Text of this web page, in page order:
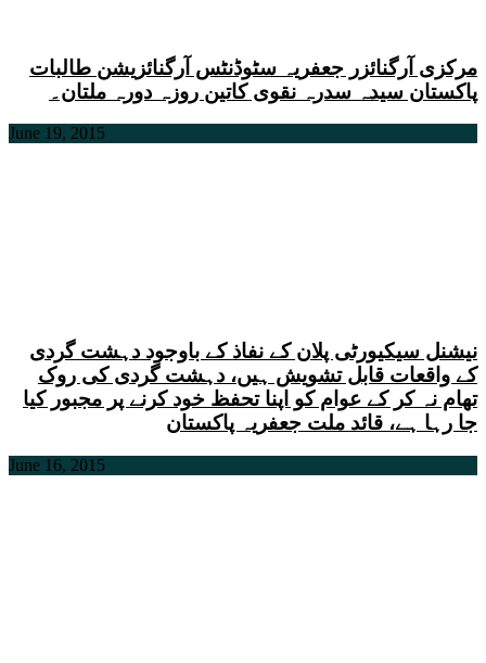
مرکزی آرگنائزر جعفریہ سٹوڈنٹس آرگنائزیشن طالبات
پاکستان سیدہ سدرہ نقوی کاتین روزہ دورہ ملتان۔
June 19, 2015
نیشنل سیکیورٹی پلان کے نفاذ کے باوجود دہشت گردی
کے واقعات قابل تشویش ہیں، دہشت گردی کی روک
تھام نہ کر کے عوام کو اپنا تحفظ خود کرنے پر مجبور کیا
جا رہا ہے، قائد ملت جعفریہ پاکستان
June 16, 2015